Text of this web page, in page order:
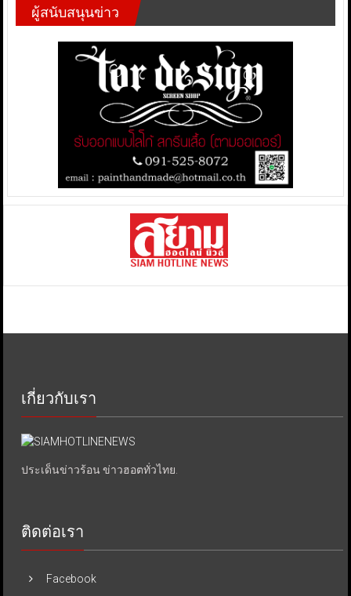
ผู้สนับสนุนข่าว
เกี่ยวกับเรา
ประเด็นข่าวร้อน ข่าวฮอตทั่วไทย.
ติดต่อเรา
Facebook